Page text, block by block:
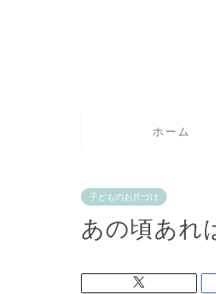
ホーム
子どものお片づけ
あの頃あれ